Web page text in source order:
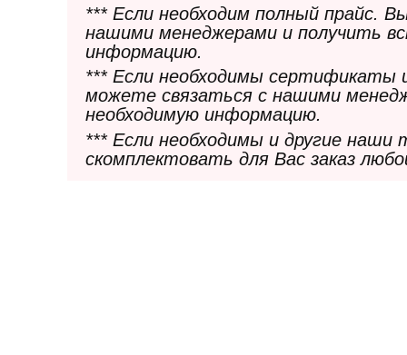
*** Если необходим полный прайс.
нашими менеджерами и получить
информацию.
*** Если необходимы сертификаты
можете связаться с нашими
необходимую информацию.
*** Если необходимы и другие
скомплектовать для Вас заказ